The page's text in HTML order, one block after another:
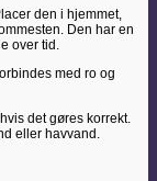
den i hjemmet,
Den har en
over tid.
med ro og
det gøres korrekt.
eller havvand.